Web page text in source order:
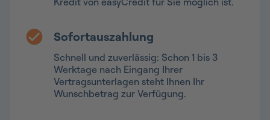
Sofortauszahlung
Schnell und zuverlässig: Schon 1 bis 3
Werktage nach Eingang Ihrer
Vertragsunterlagen steht Ihnen Ihr
Wunschbetrag zur Verfügung.